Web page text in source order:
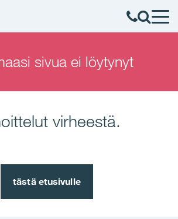
sivua ei löytynyt
virheestä.
tästä etusivulle